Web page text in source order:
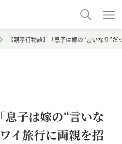
【親孝行物語】「息子は嫁の“言いなり”
息子は嫁の“言いな
イ旅行に両親を招